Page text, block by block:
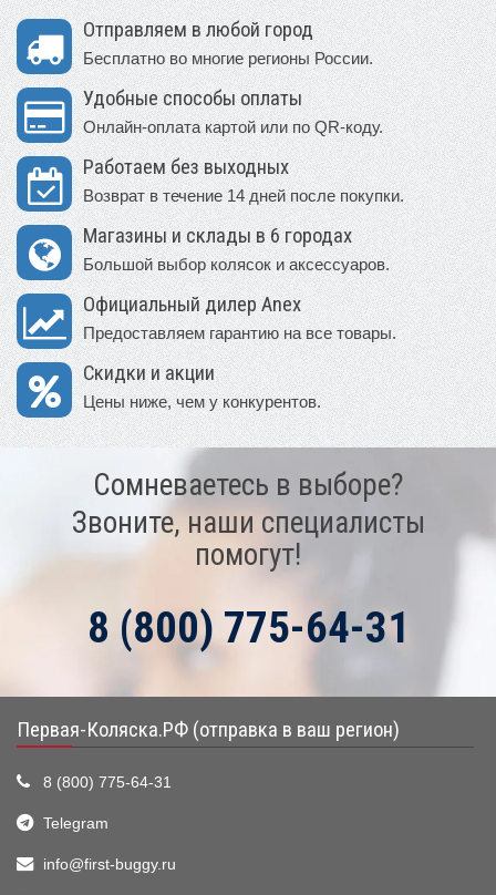
Отправляем в любой город
Бесплатно во многие регионы России.
Удобные способы оплаты
Онлайн-оплата картой или по QR-коду.
Работаем без выходных
Возврат в течение 14 дней после покупки.
Магазины и склады в 6 городах
Большой выбор колясок и аксессуаров.
Официальный дилер Anex
Предоставляем гарантию на все товары.
Скидки и акции
Цены ниже, чем у конкурентов.
Сомневаетесь в выборе?
Звоните, наши специалисты
помогут!
8 (800) 775-64-31
Первая-Коляска.РФ (отправка в ваш регион)
8 (800) 775-64-31
Telegram
info@first-buggy.ru